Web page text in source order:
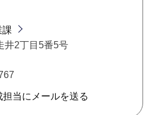
2丁目5番5号
当にメールを送る